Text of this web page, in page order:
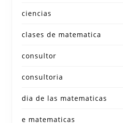
ciencias
clases de matematica
consultor
consultoria
dia de las matematicas
e matematicas